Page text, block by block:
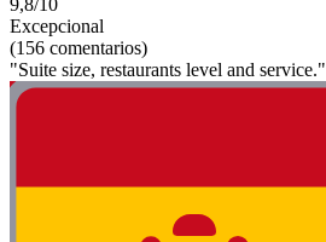
Excepcional
(156 comentarios)
"Suite size, restaurants level and service."